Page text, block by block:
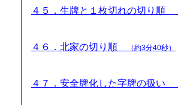
４５．生牌と１枚切れの切り順
４６．北家の切り順 （約3分40秒）
４７．安全牌化した字牌の扱い